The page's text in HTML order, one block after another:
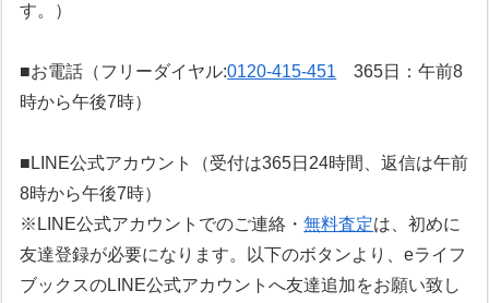
す。）
■お電話（フリーダイヤル:0120-415-451 365日：午前8
時から午後7時）
■LINE公式アカウント（受付は365日24時間、返信は午前
8時から午後7時）
※LINE公式アカウントでのご連絡・無料査定は、初めに
友達登録が必要になります。以下のボタンより、eライフ
ブックスのLINE公式アカウントへ友達追加をお願い致し